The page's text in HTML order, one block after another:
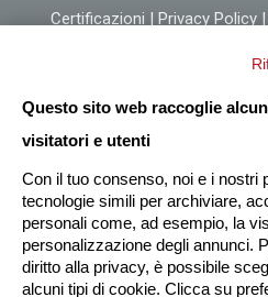
Certificazioni | Privacy Policy |
Questo sito web raccoglie
visitatori e utenti
Con il tuo consenso, noi e i nostri
tecnologie simili per archiviare,
personali come, ad esempio, la
personalizzazione degli annunci.
diritto alla privacy, è possibile
alcuni tipi di cookie. Clicca su